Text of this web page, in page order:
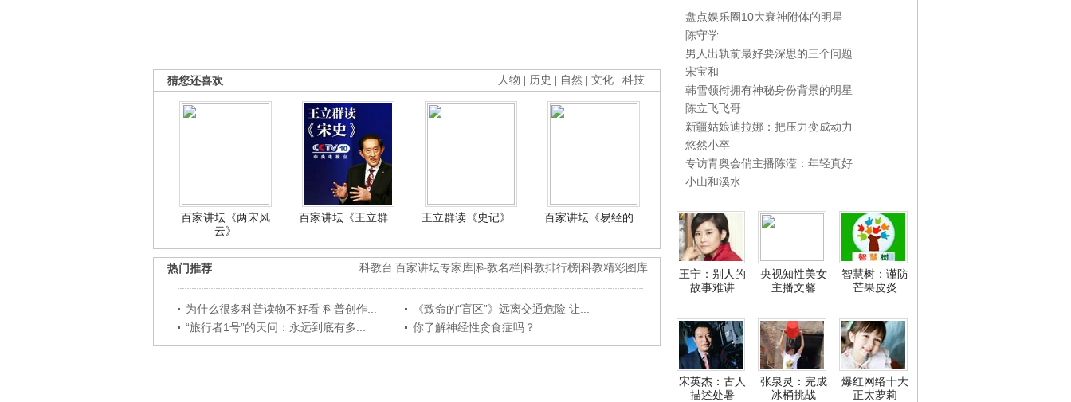
盘点娱乐圈10大衰神附体的明星
陈守学
男人出轨前最好要深思的三个问题
宋宝和
韩雪领衔拥有神秘身份背景的明星
陈立飞飞哥
新疆姑娘迪拉娜：把压力变成动力
悠然小卒
专访青奥会俏主播陈滢：年轻真好
小山和溪水
王宁：别人的
故事难讲
央视知性美女
主播文馨
智慧树：谨防
芒果皮炎
宋英杰：古人
描述处暑
张泉灵：完成
冰桶挑战
爆红网络十大
正太萝莉
人物 历史 自然 文化 科技
猜您还喜欢
百家讲坛《两宋风
云》
百家讲坛《王立群... 王立群读《史记》... 百家讲坛《易经的...
科教台 百家讲坛专家库 科教名栏 科教排行榜 科教精彩图库
热门推荐
为什么很多科普读物不好看 科普创作...
《致命的“盲区”》远离交通危险 让...
“旅行者1号”的天问：永远到底有多...
你了解神经性贪食症吗？